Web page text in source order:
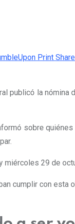
Print
publicó la
sobre
29 de
cumplir con